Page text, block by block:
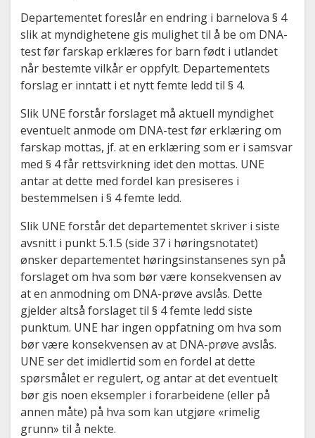
Departementet foreslår en endring i barnelova § 4
slik at myndighetene gis mulighet til å be om DNA-
test før farskap erklæres for barn født i utlandet
når bestemte vilkår er oppfylt. Departementets
forslag er inntatt i et nytt femte ledd til § 4.
Slik UNE forstår forslaget må aktuell myndighet
eventuelt anmode om DNA-test før erklæring om
farskap mottas, jf. at en erklæring som er i samsvar
med § 4 får rettsvirkning idet den mottas. UNE
antar at dette med fordel kan presiseres i
bestemmelsen i § 4 femte ledd.
Slik UNE forstår det departementet skriver i siste
avsnitt i punkt 5.1.5 (side 37 i høringsnotatet)
ønsker departementet høringsinstansenes syn på
forslaget om hva som bør være konsekvensen av
at en anmodning om DNA-prøve avslås. Dette
gjelder altså forslaget til § 4 femte ledd siste
punktum. UNE har ingen oppfatning om hva som
bør være konsekvensen av at DNA-prøve avslås.
UNE ser det imidlertid som en fordel at dette
spørsmålet er regulert, og antar at det eventuelt
bør gis noen eksempler i forarbeidene (eller på
annen måte) på hva som kan utgjøre «rimelig
grunn» til å nekte.